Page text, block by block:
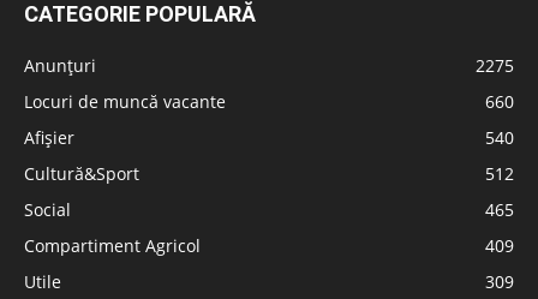
CATEGORIE POPULARĂ
Anunțuri
2275
Locuri de muncă vacante
660
Afișier
540
Cultură&Sport
512
Social
465
Compartiment Agricol
409
Utile
309